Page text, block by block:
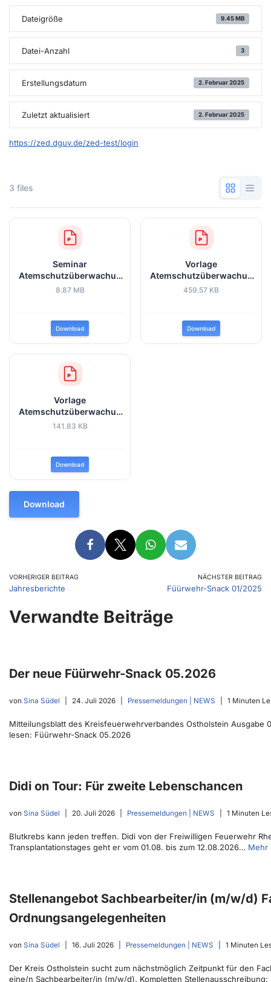
Dateigröße 9.45 MB
Datei-Anzahl 3
Erstellungsdatum 2. Februar 2025
Zuletzt aktualisiert 2. Februar 2025
https://zed.dguv.de/zed-test/login
3 files
Seminar
Atemschutzüberwachun
g 1_2025.pdf
8.87 MB
Download
Vorlage
Atemschutzüberwachun
g.pdf
459.57 KB
Download
Vorlage
Atemschutzüberwachun
g_3er_Trupp.pdf
141.83 KB
Download
Download
VORHERIGER BEITRAG
Jahresberichte
NÄCHSTER BEITRAG
Füürwehr-Snack 01/2025
Verwandte Beiträge
Der neue Füürwehr-Snack 05.2026
von Sina Südel 24. Juli 2026 Pressemeldungen | NEWS 1 Minuten
Mitteilungsblatt des Kreisfeuerwehrverbandes Ostholstein
lesen: Füürwehr-Snack 05.2026
Didi on Tour: Für zweite Lebenschancen
von Sina Südel 20. Juli 2026 Pressemeldungen | NEWS 1 Minuten
Blutkrebs kann jeden treffen. Didi von der Freiwilligen Feuerwehr
Transplantationstages geht er vom 01.08. bis zum 12.08.2026… Mehr
Stellenangebot Sachbearbeiter/in (m/w/d)
Ordnungsangelegenheiten
von Sina Südel 16. Juli 2026 Pressemeldungen | NEWS 1 Minuten
Der Kreis Ostholstein sucht zum nächstmöglich Zeitpunkt für den
eine/n Sachbearbeiter/in (m/w/d). Kompletten Stellenausschreibung: